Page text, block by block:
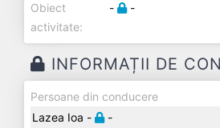
Obiect
activitate:
- -
INFORMAȚII DE
Persoane din conducere
Lazea Ioa -
-